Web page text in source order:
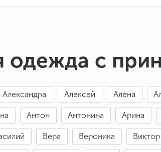
Комиксы
Женские
Одежда с
Патриотические
одежда с
Александра Алексей Алена
Антон Антонина Арина
Вера Вероника Виктор